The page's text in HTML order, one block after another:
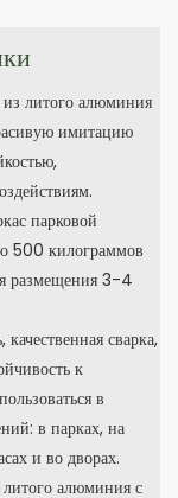
​​из литого алюминия
имитацию
парковой
500 килограммов
размещения 3-4
сварка,
к
в
в парках, на
и во дворах.
алюминия с